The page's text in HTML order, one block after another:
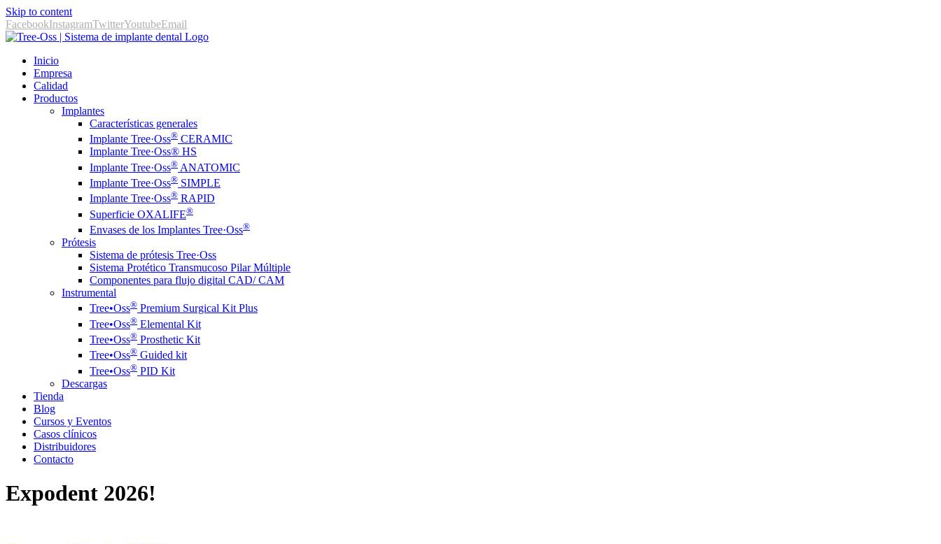
Skip to content
FacebookInstagramTwitterYoutubeEmail
Inicio
Empresa
Calidad
Productos
Implantes
Características generales
Implante Tree·Oss® CERAMIC
Implante Tree·Oss® HS
Implante Tree·Oss® ANATOMIC
Implante Tree·Oss® SIMPLE
Implante Tree·Oss® RAPID
Superficie OXALIFE®
Envases de los Implantes Tree·Oss®
Prótesis
Sistema de prótesis Tree·Oss
Sistema Protético Transmucoso Pilar Múltiple
Componentes para flujo digital CAD/ CAM
Instrumental
Tree•Oss®️ Premium Surgical Kit Plus
Tree•Oss®️ Elemental Kit
Tree•Oss®️ Prosthetic Kit
Tree•Oss®️ Guided kit
Tree•Oss®️ PID Kit
Descargas
Tienda
Blog
Cursos y Eventos
Casos clínicos
Distribuidores
Contacto
Expodent 2026!